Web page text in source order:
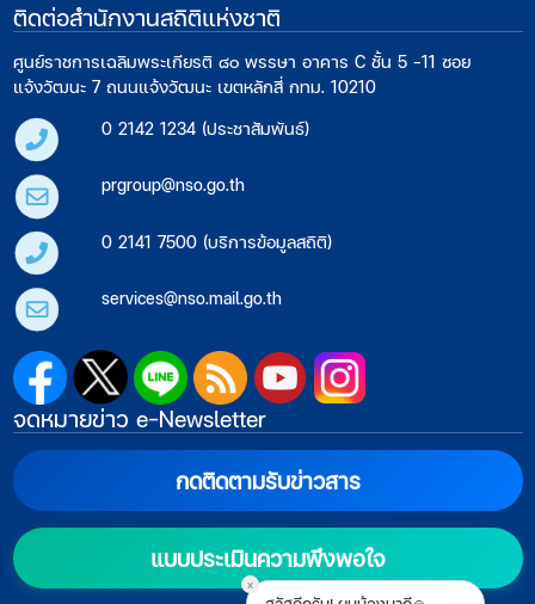
x
ติดต่อสำนักงานสถิติแห่งชาติ
ศูนย์ราชการเฉลิมพระเกียรติ ๘๐ พรรษา อาคาร C ชั้น 5 -11 ซอย
แจ้งวัฒนะ 7 ถนนแจ้งวัฒนะ เขตหลักสี่ กทม. 10210
0 2142 1234 (ประชาสัมพันธ์)
prgroup@nso.go.th
0 2141 7500 (บริการข้อมูลสถิติ)
services@nso.mail.go.th
จดหมายข่าว e-Newsletter
กดติดตามรับข่าวสาร
แบบประเมินความพึงพอใจ